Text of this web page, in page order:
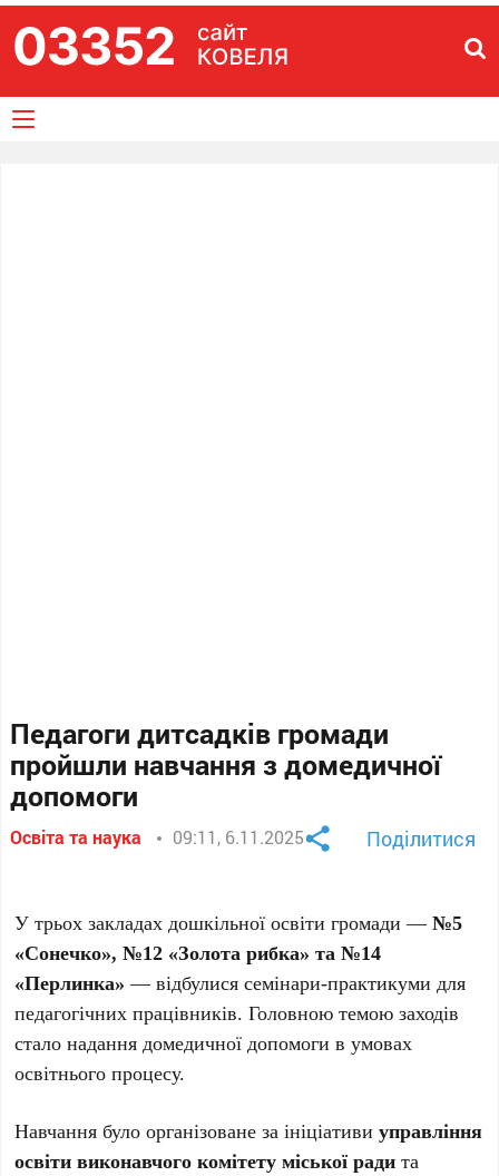
Педагоги дитсадків громади
пройшли навчання з домедичної
допомоги
Освіта та наука 09:11, 6.11.2025 Поділитися
У трьох закладах дошкільної освіти громади —№5
«Сонечко», №12 «Золота рибка» та №14
«Перлинка» — відбулися семінари-практикуми для
педагогічних працівників. Головною темою заходів
стало надання домедичної допомоги в умовах
освітнього процесу.
Навчання було організоване за ініціативиуправління
освіти виконавчого комітету міської ради та